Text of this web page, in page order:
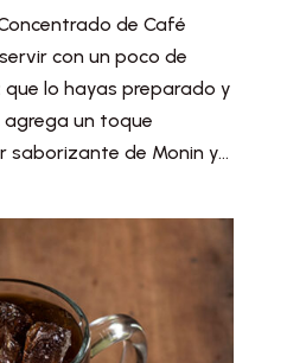
de Café
con un poco de
que lo hayas preparado y
un toque
saborizante de Monin y...